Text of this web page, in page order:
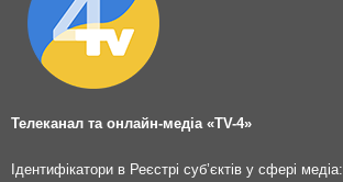
Телеканал та онлайн-медіа «TV-4»
Ідентифікатори в Реєстрі суб’єктів у сфері медіа: